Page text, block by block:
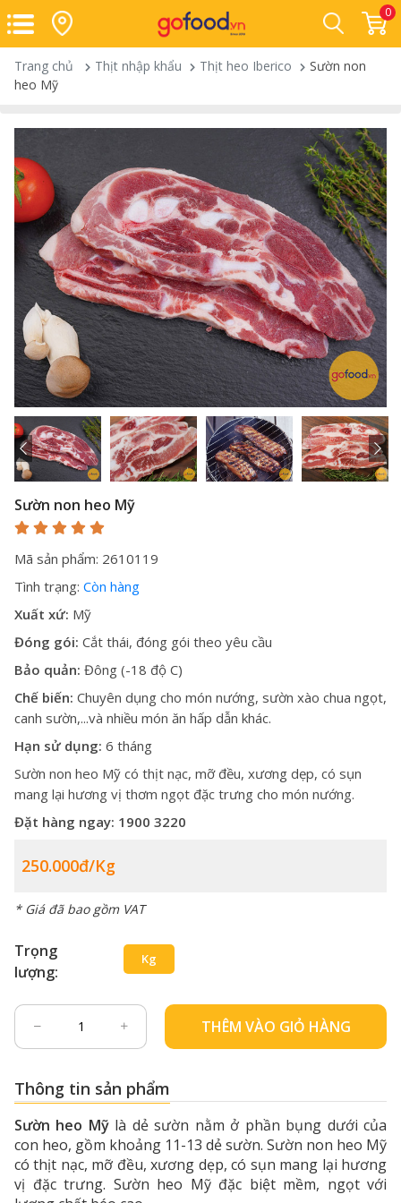
0
Trang chủ Thịt nhập khẩu Thịt heo Iberico
Sườn non
heo Mỹ
Sườn non heo Mỹ
Mã sản phẩm: 2610119
Tình trạng: Còn hàng
Xuất xứ: Mỹ
Đóng gói: Cắt thái, đóng gói theo yêu cầu
Bảo quản: Đông (-18 độ C)
Chế biến: Chuyên dụng cho món nướng, sườn xào chua ngọt,
canh sườn,...và nhiều món ăn hấp dẫn khác.
Hạn sử dụng: 6 tháng
Sườn non heo Mỹ có thịt nạc, mỡ đều, xương dẹp, có sụn
mang lại hương vị thơm ngọt đặc trưng cho món nướng.
Đặt hàng ngay: 1900 3220
250.000đ/kg
* Giá đã bao gồm VAT
Trọng
lượng:
Kg
THÊM VÀO GIỎ HÀNG
Thông tin sản phẩm
Sườn heo Mỹlà dẻ sườn nằm ở phần bụng dưới của
con heo, gồm khoảng 11-13 dẻ sườn. Sườn non heo Mỹ
có thịt nạc, mỡ đều, xương dẹp, có sụn mang lại hương
vị đặc trưng. Sườn heo Mỹ đặc biệt mềm, ngọt với